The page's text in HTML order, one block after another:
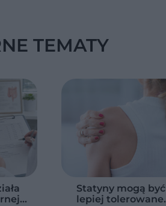
TEMATY
Statyny mogą być
lepiej tolerowane.